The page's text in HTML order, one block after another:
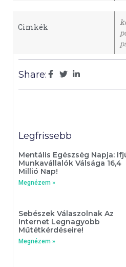
Cimkék
Share:
Legfrissebb
Mentális Egészség Napja:
Munkavállalók Válsága 16,4
Millió Nap!
Megnézem »
Sebészek Válaszolnak Az
Internet Legnagyobb
Műtétkérdéseire!
Megnézem »